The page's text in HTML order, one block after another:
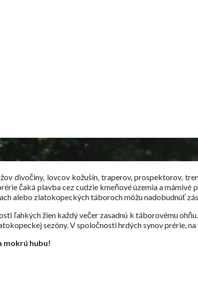
divočiny, lovcov kožušín, traperov, prospektorov,
čaká plavba cez cudzie kmeňové územia a
alebo zlatokopeckých táboroch môžu nadobudnúť
ľahkých žien každý večer zasadnú k táborovému
sezóny. V spoločnosti hrdých synov prérie,
mokrú hubu!